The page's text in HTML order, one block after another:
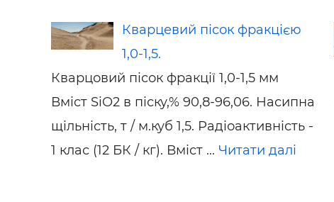
Кварцевий пісок фракцією
1,0-1,5.
Кварцовий пісок фракції 1,0-1,5 мм
Вміст SiO2 в піску,% 90,8-96,06. Насипна
щільність, т / м.куб 1,5. Радіоактивність -
1 клас (12 БК / кг). Вміст ... Читати далі